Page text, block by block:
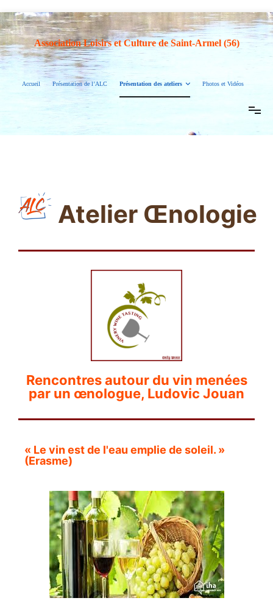
Association Loisirs et Culture de Saint-Armel (56)
Accueil Présentation de l’ALC Présentation des ateliers Photos et Vidéos
Atelier Œnologie
Rencontres autour du vin menées
par un œnologue, Ludovic Jouan
« Le vin est de l'eau emplie de soleil. »
(Erasme)